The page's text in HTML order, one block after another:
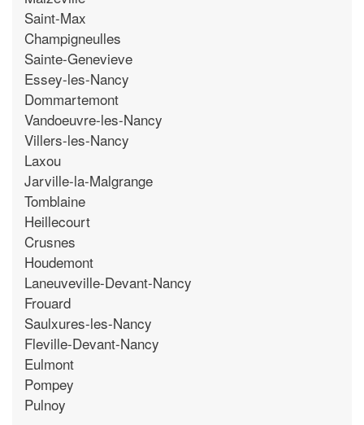
Saint-Max
Champigneulles
Sainte-Genevieve
Essey-les-Nancy
Dommartemont
Vandoeuvre-les-Nancy
Villers-les-Nancy
Laxou
Jarville-la-Malgrange
Tomblaine
Heillecourt
Crusnes
Houdemont
Laneuveville-Devant-Nancy
Frouard
Saulxures-les-Nancy
Fleville-Devant-Nancy
Eulmont
Pompey
Pulnoy